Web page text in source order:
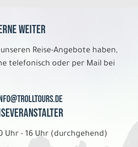
weiter
Reise-Angebote haben,
telefonisch oder per Mail bei
Uhr - 16 Uhr (durchgehend)